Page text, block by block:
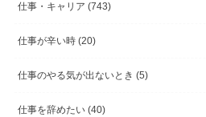
仕事・キャリア (743)
仕事が辛い時 (20)
仕事のやる気が出ないとき (5)
仕事を辞めたい (40)